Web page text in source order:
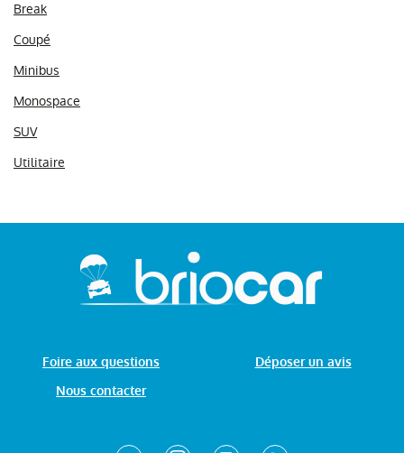
Break
Coupé
Minibus
Monospace
SUV
Utilitaire
Foire aux questions
Nous contacter
Déposer un avis